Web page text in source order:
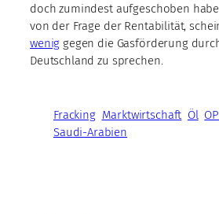
doch zumindest aufgeschoben
von der Frage der Rentabilität,
wenig gegen die Gasförderung
Deutschland zu sprechen.
Fracking Marktwirtschaft Öl
Saudi-Arabien